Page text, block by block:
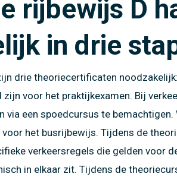
producten
rijbewijs D
in drie
drie theoriecertificaten
zijn voor het praktijkexamen. Bij
via een spoedcursus te
het busrijbewijs. Tijdens de
verkeersregels die gelden voor
in elkaar zit. Tijdens de